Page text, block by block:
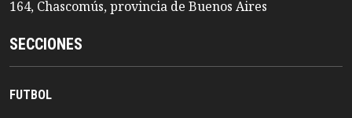
164, Chascomús, provincia de Buenos Aires
SECCIONES
FUTBOL